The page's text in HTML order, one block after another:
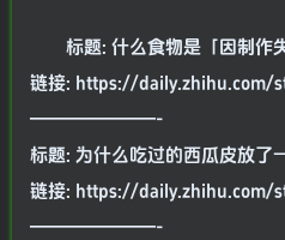
标题: 什么食物是「因制作
链接: https://daily.zhihu.com/
———————-
标题: 为什么吃过的西瓜皮放了
链接: https://daily.zhihu.com/
———————-